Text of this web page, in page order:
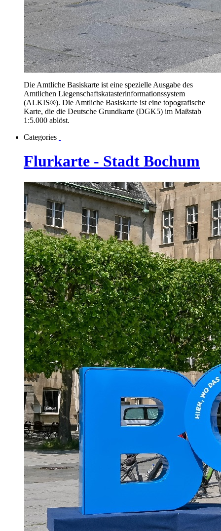
Die Amtliche Basiskarte ist eine spezielle Ausgabe des
Amtlichen Liegenschaftskatasterinformationssystem
(ALKIS®). Die Amtliche Basiskarte ist eine topografische
Karte, die die Deutsche Grundkarte (DGK5) im Maßstab
1:5.000 ablöst.
Categories
Flurkarte - Stadt Bochum